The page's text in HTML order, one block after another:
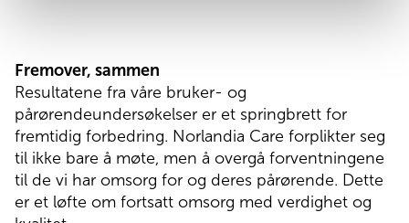
Fremover, sammen
Resultatene fra våre bruker- og
pårørendeundersøkelser er et springbrett for
fremtidig forbedring. Norlandia Care forplikter seg
til ikke bare å møte, men å overgå forventningene
til de vi har omsorg for og deres pårørende. Dette
er et løfte om fortsatt omsorg med verdighet og